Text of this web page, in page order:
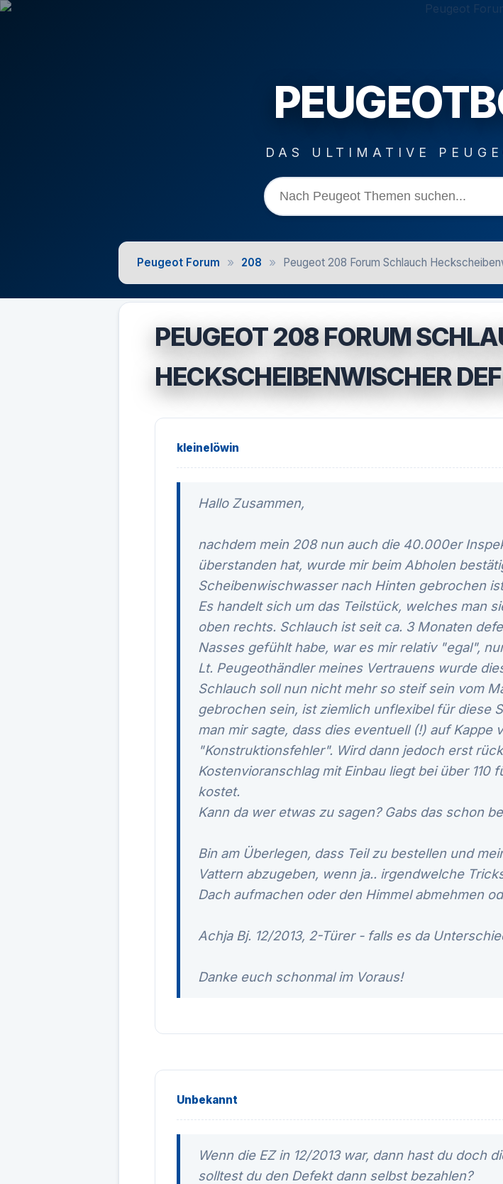
DAS ULTIMATIVE
Peugeot Forum » 208 » Peugeot 208 Forum Schlauch
PEUGEOT 208 FORUM
HECKSCHEIBENWISCHER
kleinelöwin
Hallo Zusammen,
nachdem mein 208 nun auch die 40.000er
überstanden hat, wurde mir beim Abholen
Scheibenwischwasser nach Hinten gebrochen
Es handelt sich um das Teilstück, welches man
oben rechts. Schlauch ist seit ca. 3 Monaten
Nasses gefühlt habe, war es mir relativ "egal",
Lt. Peugeothändler meines Vertrauens wurde
Schlauch soll nun nicht mehr so steif sein vom
gebrochen sein, ist ziemlich unflexibel für diese
man mir sagte, dass dies eventuell (!) auf Kappe
"Konstruktionsfehler". Wird dann jedoch erst
Kostenvioranschlag mit Einbau liegt bei über 110
kostet.
Kann da wer etwas zu sagen? Gabs das schon
Bin am Überlegen, dass Teil zu bestellen und
Vattern abzugeben, wenn ja.. irgendwelche
Dach aufmachen oder den Himmel abmehmen
Achja Bj. 12/2013, 2-Türer - falls es da
Danke euch schonmal im Voraus!
Unbekannt
Wenn die EZ in 12/2013 war, dann hast du doch
solltest du den Defekt dann selbst bezahlen?